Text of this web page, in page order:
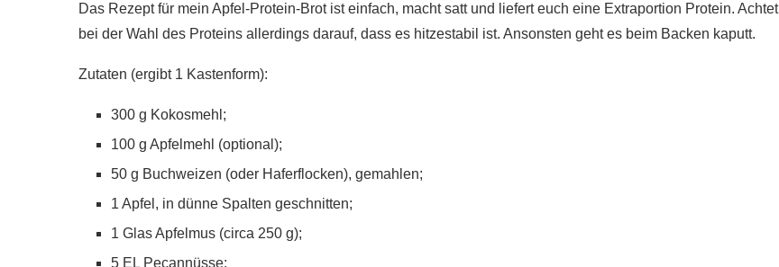
Das Rezept für mein Apfel-Protein-Brot ist einfach, macht satt und liefert euch eine Extraportion Protein. Achtet
bei der Wahl des Proteins allerdings darauf, dass es hitzestabil ist. Ansonsten geht es beim Backen kaputt.
Zutaten (ergibt 1 Kastenform):
300 g Kokosmehl;
100 g Apfelmehl (optional);
50 g Buchweizen (oder Haferflocken), gemahlen;
1 Apfel, in dünne Spalten geschnitten;
1 Glas Apfelmus (circa 250 g);
5 EL Pecannüsse;